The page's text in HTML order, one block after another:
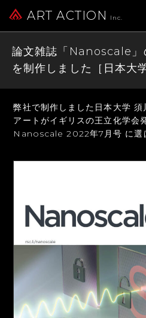
ART ACTION Inc.
論文雑誌「Nanoscale」
を制作しました［日本大学
弊社で制作しました日本大学
アートがイギリスの王立化学会
Nanoscale2022年7月号 に選